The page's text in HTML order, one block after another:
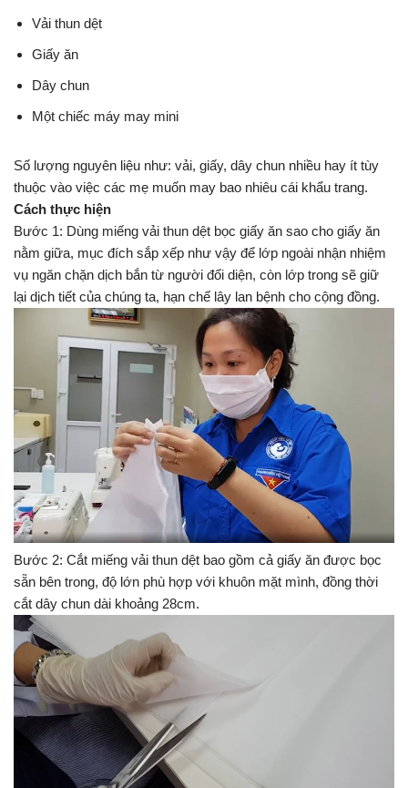
Vải thun dệt
Giấy ăn
Dây chun
Một chiếc máy may mini
Số lượng nguyên liệu như: vải, giấy, dây chun nhiều hay ít tùy
thuộc vào việc các mẹ muốn may bao nhiêu cái khẩu trang.
Cách thực hiện
Bước 1: Dùng miếng vải thun dệt bọc giấy ăn sao cho giấy ăn
nằm giữa, mục đích sắp xếp như vậy để lớp ngoài nhận nhiệm
vụ ngăn chặn dịch bắn từ người đối diện, còn lớp trong sẽ giữ
lại dịch tiết của chúng ta, hạn chế lây lan bệnh cho cộng đồng.
Bước 2: Cắt miếng vải thun dệt bao gồm cả giấy ăn được bọc
sẵn bên trong, độ lớn phù hợp với khuôn mặt mình, đồng thời
cắt dây chun dài khoảng 28cm.